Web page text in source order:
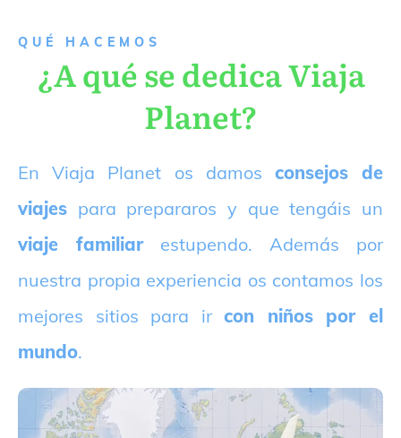
QUÉ HACEMOS
¿A qué se dedica Viaja
Planet?
En Viaja Planet os damos consejos de
viajes para prepararos y que tengáis un
viaje familiarestupendo. Además por
nuestra propia experiencia os contamos los
mejores sitios para ircon niños por el
mundo.